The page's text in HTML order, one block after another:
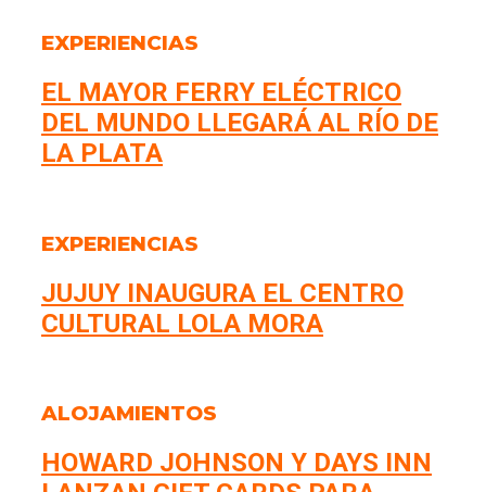
EXPERIENCIAS
EL MAYOR FERRY ELÉCTRICO
DEL MUNDO LLEGARÁ AL RÍO DE
LA PLATA
EXPERIENCIAS
JUJUY INAUGURA EL CENTRO
CULTURAL LOLA MORA
ALOJAMIENTOS
HOWARD JOHNSON Y DAYS INN